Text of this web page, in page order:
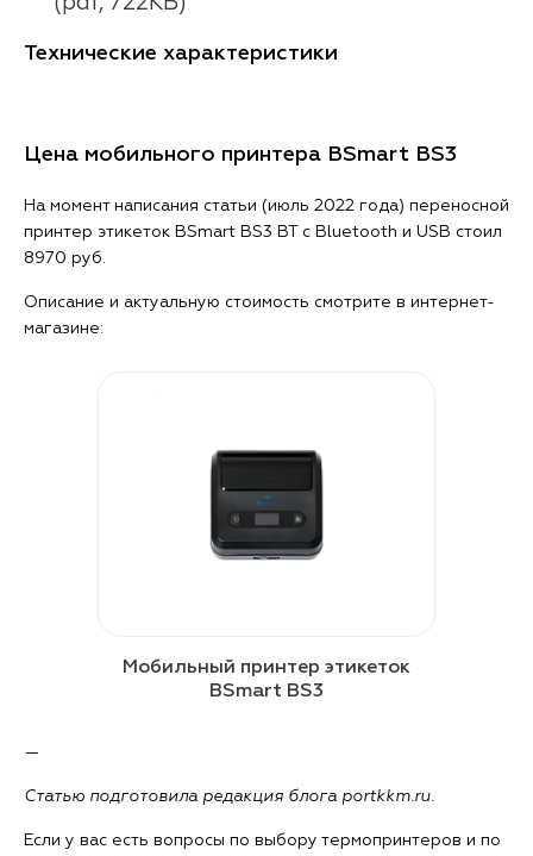
Технические характеристики
Цена мобильного принтера BSmart BS3
На момент написания статьи (июль 2022 года) переносной
принтер этикеток BSmart BS3 BT с Bluetooth и USB стоил
8970 руб.
Описание и актуальную стоимость смотрите в интернет-
магазине:
Мобильный принтер этикеток
BSmart BS3
—
Статью подготовила редакция блога portkkm.ru.
Если у вас есть вопросы по выбору термопринтеров и по